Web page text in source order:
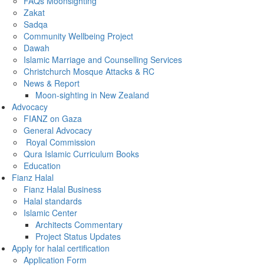
Zakat
Sadqa
Community Wellbeing Project
Dawah
Islamic Marriage and Counselling Services
Christchurch Mosque Attacks & RC
News & Report
Moon-sighting in New Zealand
Advocacy
FIANZ on Gaza
General Advocacy
Royal Commission
Qura Islamic Curriculum Books
Education
Fianz Halal
Fianz Halal Business
Halal standards
Islamic Center
Architects Commentary
Project Status Updates
Apply for halal certification
Application Form